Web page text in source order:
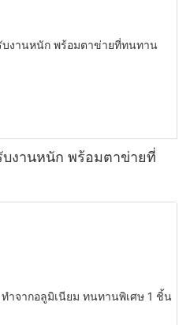
งานหนัก พร้อมตาข่ายที่